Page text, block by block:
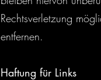
Rechtsverletzung
entfernen.
Haftung für Links